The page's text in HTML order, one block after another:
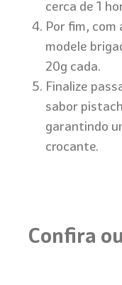
cerca de 1
Por fim,
modele
20g cada.
Finalize
sabor
garantindo
crocante.
Confira